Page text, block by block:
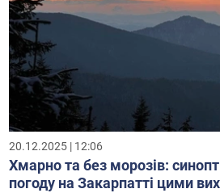
20.12.2025 | 12:06
Хмарно та без морозів:
погоду на Закарпатті цими